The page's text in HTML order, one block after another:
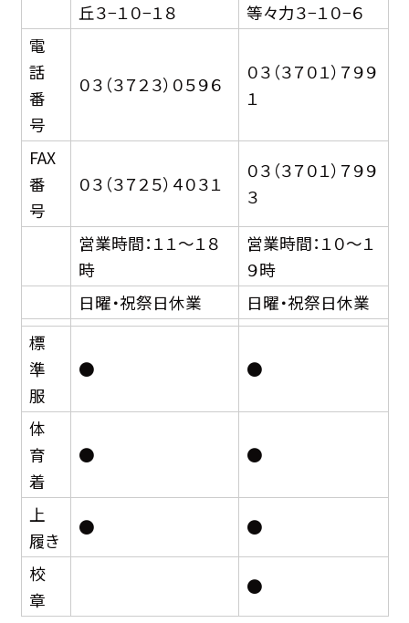
丘３−１０−１８
等々力３−１０−６
電
話
番
号
０３（３７２３）０５９６
０３（３７０１）７９９
１
FAX
番
号
０３（３７２５）４０３１
０３（３７０１）７９９
３
営業時間：１１〜１８
時
営業時間：１０〜１
９時
日曜・祝祭日休業
日曜・祝祭日休業
標
準
服
● ●
体
育
着
● ●
上
履き
● ●
校
章
●